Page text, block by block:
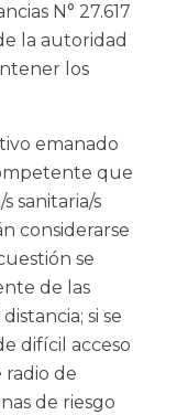
N° 27.617
la autoridad
los
emanado
que
sanitaria/s
considerarse
se
de las
si se
difícil acceso
radio de
de riesgo